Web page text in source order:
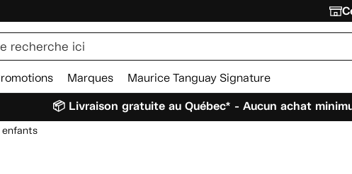
Marques Maurice Tanguay Signature
📦 Livraison gratuite au Québec* - Aucun achat
enfants